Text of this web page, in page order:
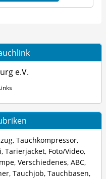
e.V.
, Tauchkompressor,
, Tarierjacket, Foto/Video,
, Verschiedenes, ABC,
, Tauchjob, Tauchbasen,